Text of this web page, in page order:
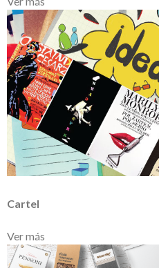
Cartel
Ver más